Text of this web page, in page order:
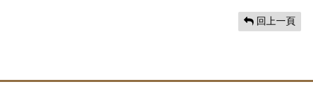
回上一頁